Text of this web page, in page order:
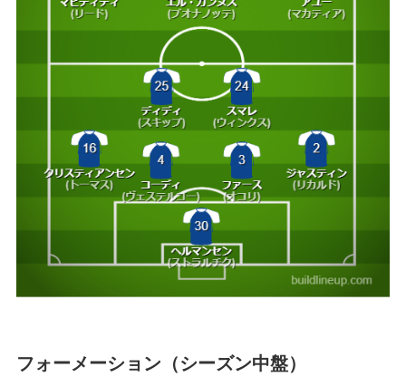
フォーメーション（シーズン中盤）